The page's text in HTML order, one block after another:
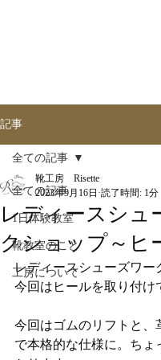
記事
全ての記事
1日体験教室
靴教室のこと
工房について
全ての記事
レディースシュ
クショップ～ヒ
靴工房 Risette
2023年9月16日 読了時間: 1分
レディースシューズワー
今回はヒールを取り付け
今回はゴムのリフトと、
で本格的な仕様に。ちょ